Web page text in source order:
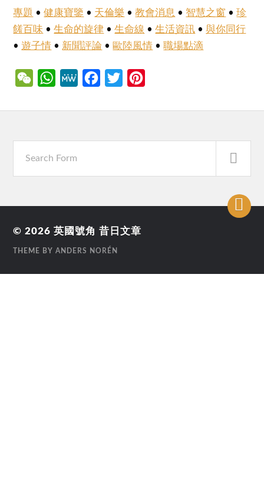
專題 •健康寶鑒 • 天倫樂 •教會消息 • 智慧之窗 •珍
饈百味 •生命的旋律 •生命線 •生活資訊 •與你同行
•遊子情 • 新聞評論 • 歐陸風情 •職場點滴
WeChatWhatsApp
MeWe Facebook
Twitter
© 2026英國號角 昔日文章
THEME BYANDERS NORÉN